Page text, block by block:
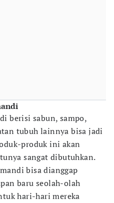
berisi sabun, sampo,
tubuh lainnya bisa jadi
produk ini akan
sangat dibutuhkan.
bisa dianggap
baru seolah-olah
hari-hari mereka